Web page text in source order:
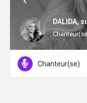
DALIDA,
Chanteur(se)